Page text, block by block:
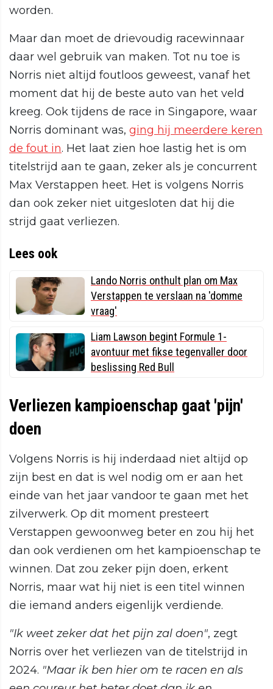
worden.
Maar dan moet de drievoudig racewinnaar
daar wel gebruik van maken. Tot nu toe is
Norris niet altijd foutloos geweest, vanaf het
moment dat hij de beste auto van het veld
kreeg. Ook tijdens de race in Singapore, waar
Norris dominant was, ging hij meerdere keren
de fout in. Het laat zien hoe lastig het is om
titelstrijd aan te gaan, zeker als je concurrent
Max Verstappen heet. Het is volgens Norris
dan ook zeker niet uitgesloten dat hij die
strijd gaat verliezen.
Lees ook
Lando Norris onthult plan om Max
Verstappen te verslaan na 'domme
vraag'
Liam Lawson begint Formule 1-
avontuur met fikse tegenvaller door
beslissing Red Bull
Verliezen kampioenschap gaat 'pijn'
doen
Volgens Norris is hij inderdaad niet altijd op
zijn best en dat is wel nodig om er aan het
einde van het jaar vandoor te gaan met het
zilverwerk. Op dit moment presteert
Verstappen gewoonweg beter en zou hij het
dan ook verdienen om het kampioenschap te
winnen. Dat zou zeker pijn doen, erkent
Norris, maar wat hij niet is een titel winnen
die iemand anders eigenlijk verdiende.
"Ik weet zeker dat het pijn zal doen", zegt
Norris over het verliezen van de titelstrijd in
2024. "Maar ik ben hier om te racen en als